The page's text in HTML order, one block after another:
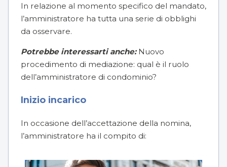
In relazione al momento specifico del mandato,
l’amministratore ha tutta una serie di obblighi
da osservare.
Potrebbe interessarti anche: Nuovo
procedimento di mediazione: qual è il ruolo
dell’amministratore di condominio?
Inizio incarico
In occasione dell’accettazione della nomina,
l’amministratore ha il compito di: